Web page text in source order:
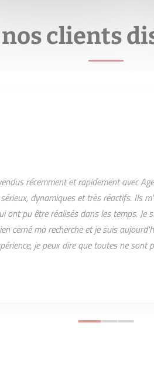
nos clients
récemment et rapidement avec
dynamiques et très réactifs. Ils
ont pu être réalisés dans les temps. Je
cerné ma recherche et je suis
je peux dire que toutes ne sont